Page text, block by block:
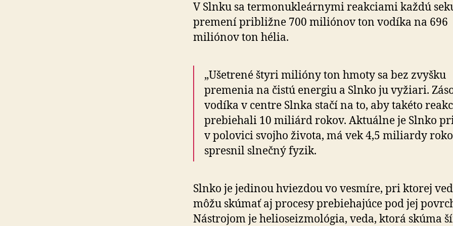
V Slnku sa termonukleárnymi reakciami každú
premení približne 700 miliónov ton vodíka na 696
miliónov ton hélia.
„Ušetrené štyri milióny ton hmoty sa bez zvyšku
premenia na čistú energiu a Slnko ju vyžiari.
vodíka v centre Slnka stačí na to, aby takéto
prebiehali 10 miliárd rokov. Aktuálne je Slnko
v polovici svojho života, má vek 4,5 miliardy
spresnil slnečný fyzik.
Slnko je jedinou hviezdou vo vesmíre, pri ktorej
môžu skúmať aj procesy prebiehajúce pod jej
Nástrojom je helioseizmológia, veda, ktorá skúma